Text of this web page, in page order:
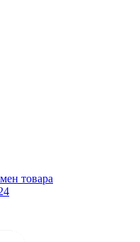
товара